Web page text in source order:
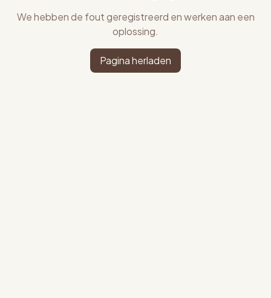
We hebben de fout geregistreerd en werken aan een
oplossing.
Pagina herladen